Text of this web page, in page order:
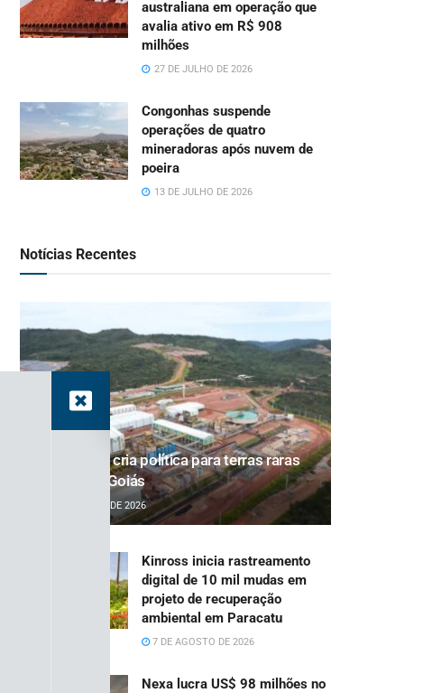
australiana em operação que
avalia ativo em R$ 908
milhões
27 DE JULHO DE 2026
Congonhas suspende
operações de quatro
mineradoras após nuvem de
poeira
13 DE JULHO DE 2026
Notícias Recentes
Projeto que cria política para terras raras
avança em Goiás
7 DE AGOSTO DE 2026
Kinross inicia rastreamento
digital de 10 mil mudas em
projeto de recuperação
ambiental em Paracatu
7 DE AGOSTO DE 2026
Nexa lucra US$ 98 milhões no